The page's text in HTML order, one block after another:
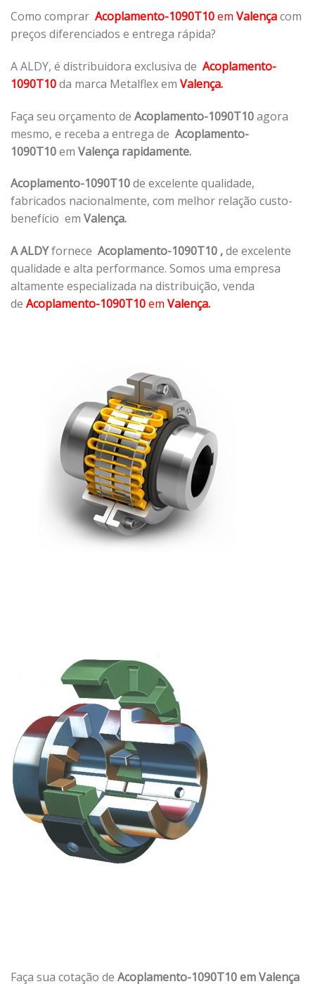
Como comprar Acoplamento-1090T10em Valençacom
preços diferenciados e entrega rápida?
A ALDY, é distribuidora exclusiva de Acoplamento-
1090T10da marca Metalflex em Valença.
Faça seu orçamento de Acoplamento-1090T10agora
mesmo, e receba a entrega de Acoplamento-
1090T10em Valença rapidamente.
Acoplamento-1090T10de excelente qualidade,
fabricados nacionalmente, com melhor relação custo-
benefício em Valença.
A ALDYfornece Acoplamento-1090T10 ,de excelente
qualidade e alta performance. Somos uma empresa
altamente especializada na distribuição, venda
de Acoplamento-1090T10em Valença.
Faça sua cotação de Acoplamento-1090T10 em Valença